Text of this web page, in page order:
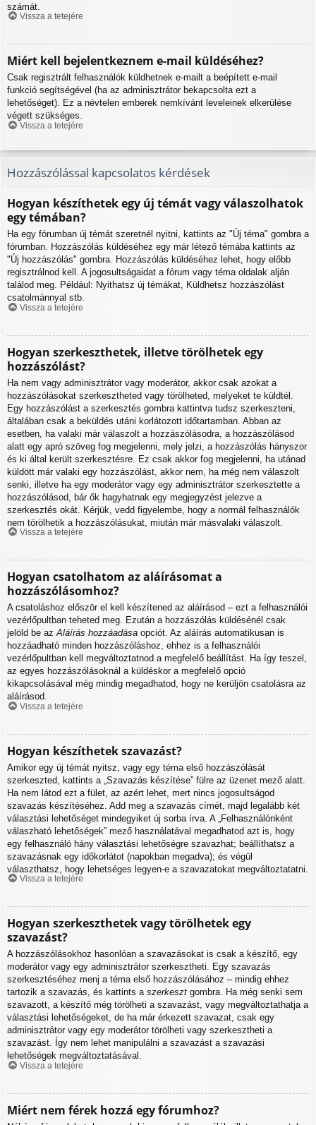
számát.
Vissza a tetejére
Miért kell bejelentkeznem e-mail küldéséhez?
Csak regisztrált felhasználók küldhetnek e-mailt a beépített e-mail
funkció segítségével (ha az adminisztrátor bekapcsolta ezt a
lehetőséget). Ez a névtelen emberek nemkívánt leveleinek elkerülése
végett szükséges.
Vissza a tetejére
Hozzászólással kapcsolatos kérdések
Hogyan készíthetek egy új témát vagy válaszolhatok
egy témában?
Ha egy fórumban új témát szeretnél nyitni, kattints az "Új téma" gombra a
fórumban. Hozzászólás küldéséhez egy már létező témába kattints az
"Új hozzászólás" gombra. Hozzászólás küldéséhez lehet, hogy előbb
regisztrálnod kell. A jogosultságaidat a fórum vagy téma oldalak alján
találod meg. Például: Nyithatsz új témákat, Küldhetsz hozzászólást
csatolmánnyal stb.
Vissza a tetejére
Hogyan szerkeszthetek, illetve törölhetek egy
hozzászólást?
Ha nem vagy adminisztrátor vagy moderátor, akkor csak azokat a
hozzászólásokat szerkesztheted vagy törölheted, melyeket te küldtél.
Egy hozzászólást a szerkesztés gombra kattintva tudsz szerkeszteni,
általában csak a beküldés utáni korlátozott időtartamban. Abban az
esetben, ha valaki már válaszolt a hozzászólásodra, a hozzászólásod
alatt egy apró szöveg fog megjelenni, mely jelzi, a hozzászólás hányszor
és ki által került szerkesztésre. Ez csak akkor fog megjelenni, ha utánad
küldött már valaki egy hozzászólást, akkor nem, ha még nem válaszolt
senki, illetve ha egy moderátor vagy egy adminisztrátor szerkesztette a
hozzászólásod, bár ők hagyhatnak egy megjegyzést jelezve a
szerkesztés okát. Kérjük, vedd figyelembe, hogy a normál felhasználók
nem törölhetik a hozzászólásukat, miután már másvalaki válaszolt.
Vissza a tetejére
Hogyan csatolhatom az aláírásomat a
hozzászólásomhoz?
A csatoláshoz először el kell készítened az aláírásod – ezt a felhasználói
vezérlőpultban teheted meg. Ezután a hozzászólás küldésénél csak
jelöld be azAláírás hozzáadása opciót. Az aláírás automatikusan is
hozzáadható minden hozzászóláshoz, ehhez is a felhasználói
vezérlőpultban kell megváltoztatnod a megfelelő beállítást. Ha így teszel,
az egyes hozzászólásoknál a küldéskor a megfelelő opció
kikapcsolásával még mindig megadhatod, hogy ne kerüljön csatolásra az
aláírásod.
Vissza a tetejére
Hogyan készíthetek szavazást?
Amikor egy új témát nyitsz, vagy egy téma első hozzászólását
szerkeszted, kattints a „Szavazás készítése” fülre az üzenet mező alatt.
Ha nem látod ezt a fület, az azért lehet, mert nincs jogosultságod
szavazás készítéséhez. Add meg a szavazás címét, majd legalább két
választási lehetőséget mindegyiket új sorba írva. A „Felhasználónként
válaszható lehetőségek” mező használatával megadhatod azt is, hogy
egy felhasználó hány választási lehetőségre szavazhat; beállíthatsz a
szavazásnak egy időkorlátot (napokban megadva); és végül
választhatsz, hogy lehetséges legyen-e a szavazatokat megváltoztatatni.
Vissza a tetejére
Hogyan szerkeszthetek vagy törölhetek egy
szavazást?
A hozzászólásokhoz hasonlóan a szavazásokat is csak a készítő, egy
moderátor vagy egy adminisztrátor szerkesztheti. Egy szavazás
szerkesztéséhez menj a téma első hozzászólásához – mindig ehhez
tartozik a szavazás, és kattints a szerkeszt gombra. Ha még senki sem
szavazott, a készítő még törölheti a szavazást, vagy megváltoztathatja a
választási lehetőségeket, de ha már érkezett szavazat, csak egy
adminisztrátor vagy egy moderátor törölheti vagy szerkesztheti a
szavazást. Így nem lehet manipulálni a szavazást a szavazási
lehetőségek megváltoztatásával.
Vissza a tetejére
Miért nem férek hozzá egy fórumhoz?